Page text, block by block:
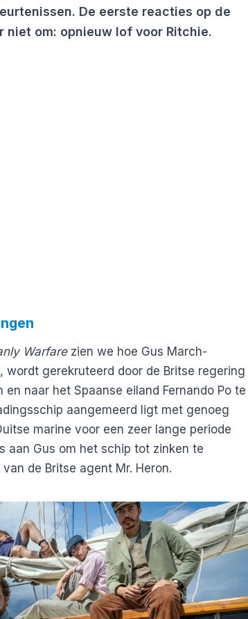
De eerste reacties op de
niet om: opnieuw lof voor Ritchie.
Warfarezien we hoe Gus March-
wordt gerekruteerd door de Britse regering
naar het Spaanse eiland Fernando Po te
aangemeerd ligt met genoeg
marine voor een zeer lange periode
aan Gus om het schip tot zinken te
de Britse agent Mr. Heron.